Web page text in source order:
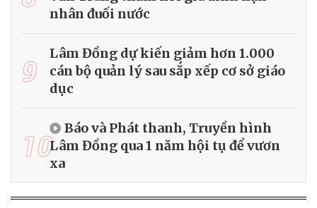
nhân đuối nước
9
Lâm Đồng dự kiến giảm hơn 1.000
cán bộ quản lý sau sắp xếp cơ sở giáo
dục
10
Báo và Phát thanh, Truyền hình
Lâm Đồng qua 1 năm hội tụ để vươn
xa